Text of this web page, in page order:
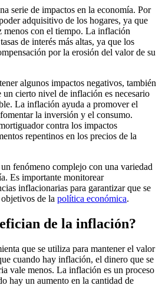
serie de impactos en la economía. Por
adquisitivo de los hogares, ya que
menos con el tiempo. La inflación
de interés más altas, ya que los
por la erosión del valor de su
algunos impactos negativos, también
un cierto nivel de inflación es necesario
La inflación ayuda a promover el
la inversión y el consumo.
contra los impactos
repentinos en los precios de la
fenómeno complejo con una variedad
Es importante monitorear
inflacionarias para garantizar que se
de la política económica.
de la inflación?
que se utiliza para mantener el valor
cuando hay inflación, el dinero que se
vale menos. La inflación es un proceso
hay un aumento en la cantidad de